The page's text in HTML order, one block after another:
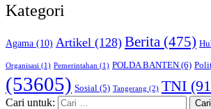
Kategori
Agama (10) Artikel (128) Berita (475)
Organisasi (1) Pemerintahan (1) POLDA BANTEN (6)
(53605) Sosial (5) Tangerang (2) TNI
Cari untuk: